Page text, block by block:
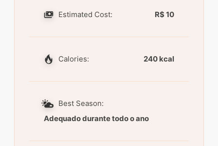
Estimated Cost: R$ 10
Calories: 240 kcal
Best Season:
Adequado durante todo o ano